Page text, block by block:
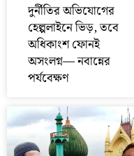
দুর্নীতির অভিযোগের
হেল্পলাইনে ভিড়, তবে
অধিকাংশ ফোনই
অসংলগ্ন— নবান্নের
পর্যবেক্ষণ